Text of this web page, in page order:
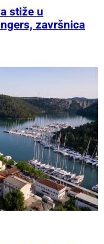
stiže u
završnica